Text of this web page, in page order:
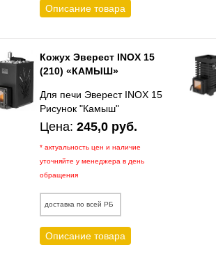
Описание товара
Кожух Эверест INOX 15
(210) «КАМЫШ»
Для печи Эверест INOX 15
Рисунок "Камыш"
Цена:245,0 руб.
* актуальность цен и наличие
уточняйте у менеджера в день
обращения
доставка по всей РБ
Описание товара